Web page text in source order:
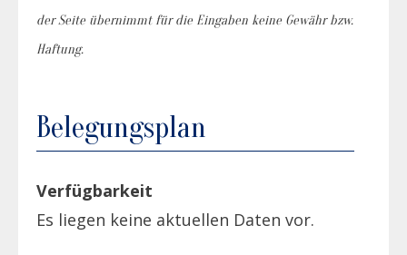
der Seite übernimmt für die Eingaben keine Gewähr bzw.
Haftung.
Belegungsplan
Verfügbarkeit
Es liegen keine aktuellen Daten vor.